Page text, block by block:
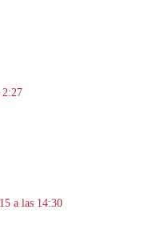
2:27
a las 14:30